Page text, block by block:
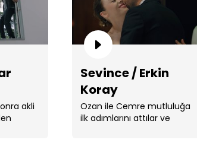
akli
Sevince / Erkin
Koray
Ozan ile Cemre mutluluğa
ilk adımlarını attılar ve